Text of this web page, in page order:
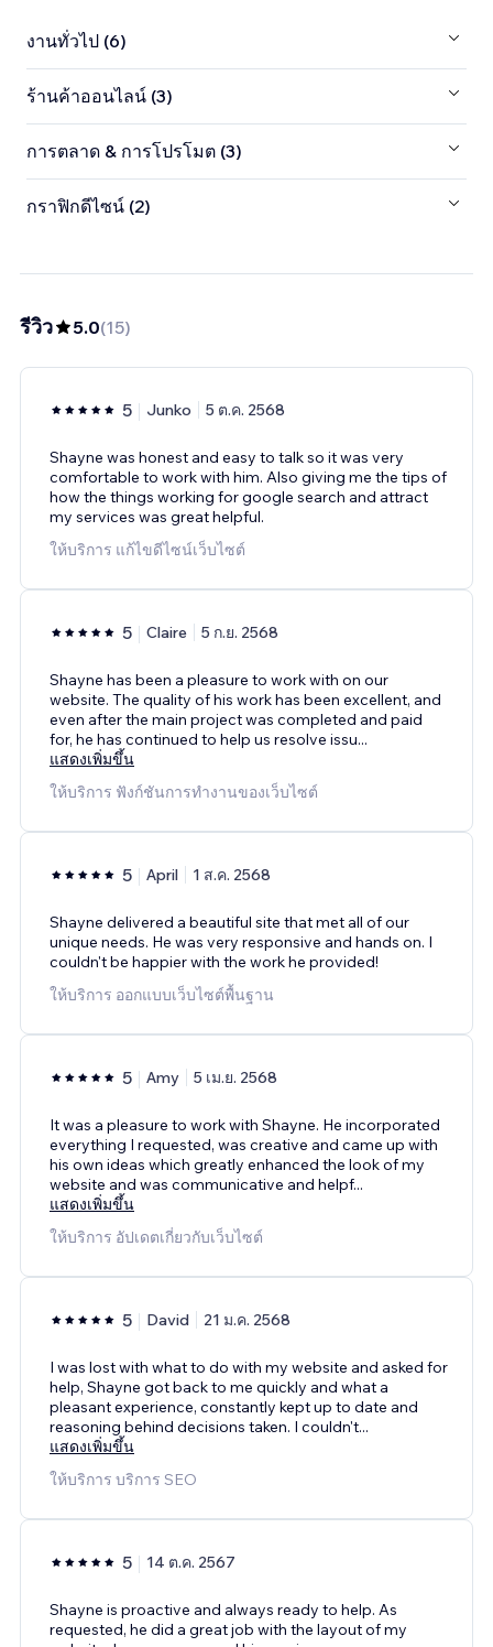
งานทั่วไป (6)
ร้านค้าออนไลน์ (3)
การตลาด & การโปรโมต (3)
กราฟิกดีไซน์ (2)
รีวิว 5.0(15)
5 Junko 5 ต.ค. 2568
Shayne was honest and easy to talk so it was very
comfortable to work with him. Also giving me the tips of
how the things working for google search and attract
my services was great helpful.
ให้บริการ แก้ไขดีไซน์เว็บไซต์
5 Claire 5 ก.ย. 2568
Shayne has been a pleasure to work with on our
website. The quality of his work has been excellent, and
even after the main project was completed and paid
for, he has continued to help us resolve issu...
แสดงเพิ่มขึ้น
ให้บริการ ฟังก์ชันการทำงานของเว็บไซต์
5 April 1 ส.ค. 2568
Shayne delivered a beautiful site that met all of our
unique needs. He was very responsive and hands on. I
couldn't be happier with the work he provided!
ให้บริการ ออกแบบเว็บไซต์พื้นฐาน
5 Amy 5 เม.ย. 2568
It was a pleasure to work with Shayne. He incorporated
everything I requested, was creative and came up with
his own ideas which greatly enhanced the look of my
website and was communicative and helpf...
แสดงเพิ่มขึ้น
ให้บริการ อัปเดตเกี่ยวกับเว็บไซต์
5 David 21 ม.ค. 2568
I was lost with what to do with my website and asked for
help, Shayne got back to me quickly and what a
pleasant experience, constantly kept up to date and
reasoning behind decisions taken. I couldn't...
แสดงเพิ่มขึ้น
ให้บริการ บริการ SEO
5 14 ต.ค. 2567
Shayne is proactive and always ready to help. As
requested, he did a great job with the layout of my